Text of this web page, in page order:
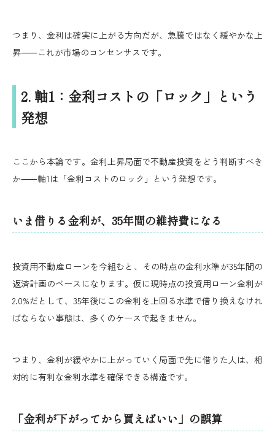
つまり、金利は確実に上がる方向だが、急騰ではなく緩やかな上
昇⸺これが市場のコンセンサスです。
2. 軸1：金利コストの「ロック」という
発想
ここから本論です。金利上昇局面で不動産投資をどう判断すべき
か⸺軸1は「金利コストのロック」という発想です。
いま借りる金利が、35年間の維持費になる
投資用不動産ローンを今組むと、その時点の金利水準が35年間の
返済計画のベースになります。仮に現時点の投資用ローン金利が
2.0%だとして、35年後にこの金利を上回る水準で借り換えなけれ
ばならない事態は、多くのケースで起きません。
つまり、金利が緩やかに上がっていく局面で先に借りた人は、相
対的に有利な金利水準を確保できる構造です。
「金利が下がってから買えばいい」の誤算